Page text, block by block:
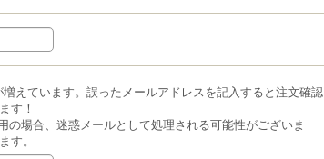
えています。誤ったメールアドレスを記入すると注文確認
す！
の場合、迷惑メールとして処理される可能性がございま
す。